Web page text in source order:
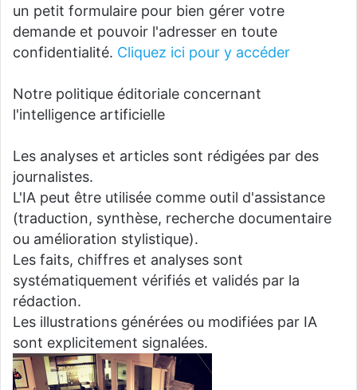
un petit formulaire pour bien gérer votre
demande et pouvoir l'adresser en toute
confidentialité. Cliquez ici pour y accéder
Notre politique éditoriale concernant
l'intelligence artificielle
Les analyses et articles sont rédigées par des
journalistes.
L'IA peut être utilisée comme outil d'assistance
(traduction, synthèse, recherche documentaire
ou amélioration stylistique).
Les faits, chiffres et analyses sont
systématiquement vérifiés et validés par la
rédaction.
Les illustrations générées ou modifiées par IA
sont explicitement signalées.